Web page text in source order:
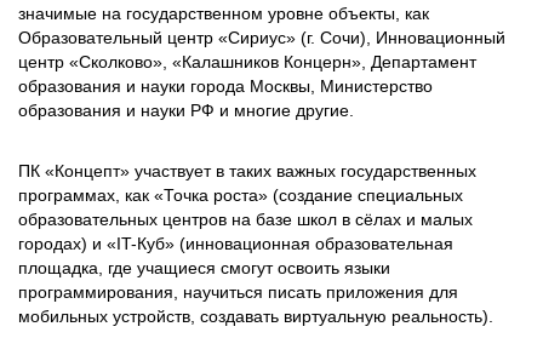
значимые на государственном уровне объекты, как
Образовательный центр «Сириус» (г. Сочи), Инновационный
центр «Сколково», «Калашников Концерн», Департамент
образования и науки города Москвы, Министерство
образования и науки РФ и многие другие.
ПК «Концепт» участвует в таких важных государственных
программах, как «Точка роста» (создание специальных
образовательных центров на базе школ в сёлах и малых
городах) и «IT-Куб» (инновационная образовательная
площадка, где учащиеся смогут освоить языки
программирования, научиться писать приложения для
мобильных устройств, создавать виртуальную реальность).